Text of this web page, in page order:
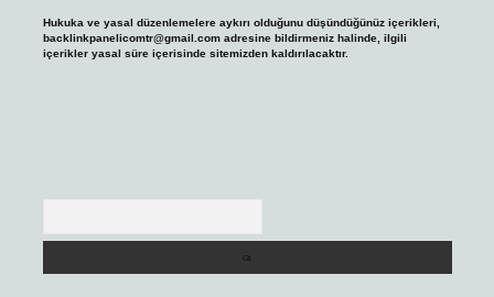
Hukuka ve yasal düzenlemelere aykırı olduğunu düşündüğünüz içerikleri,
backlinkpanelicomtr@gmail.comadresine bildirmeniz halinde, ilgili
içerikler yasal süre içerisinde sitemizden kaldırılacaktır.